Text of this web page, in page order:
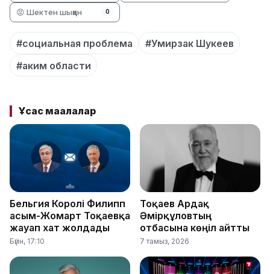
😡 Шектен шыққан 0
#социальная проблема
#Умирзак Шукеев
#аким области
Ұқсас мақалалар
Бельгия Королі Филипп
Қасым-Жомарт Тоқаевқа
жауап хат жолдады
Бүгін, 17:10
Тоқаев Ардақ
Әмірқұловтың
отбасына көңіл айтты
7 тамыз, 2026